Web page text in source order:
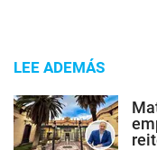
LEE ADEMÁS